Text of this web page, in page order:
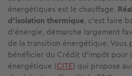
énergétiques est le chauffage.
d’isolation thermique, c’est faire
d’énergie, démarche largement
de la transition énergétique. Vous
bénéficier du Crédit d’impôt pour
énergétique (CITE) qui propose